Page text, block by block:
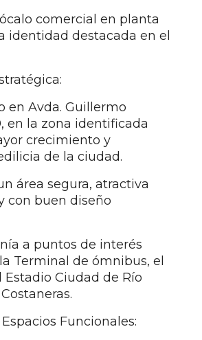
comercial en planta
identidad destacada en el
en Avda. Guillermo
en la zona identificada
crecimiento y
de la ciudad.
área segura, atractiva
con buen diseño
a puntos de interés
Terminal de ómnibus, el
Estadio Ciudad de Río
Funcionales: